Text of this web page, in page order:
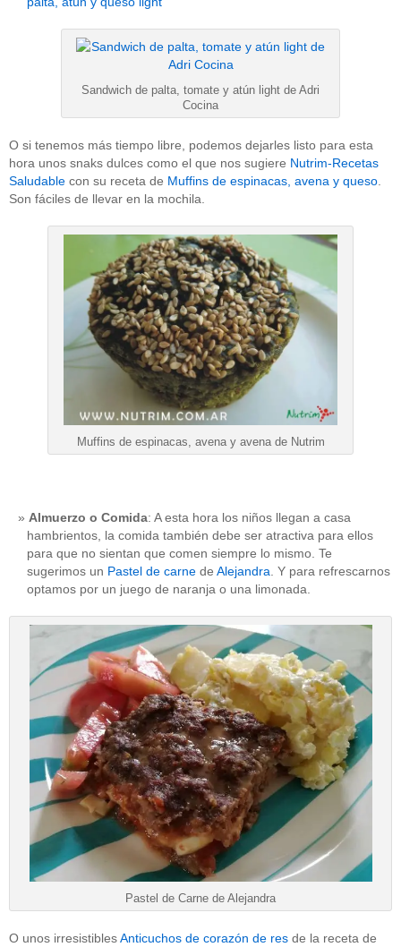
Sandwich de palta, tomate y atún light de Adri
Cocina
O si tenemos más tiempo libre, podemos dejarles listo para esta
hora unos snaks dulces como el que nos sugiere Nutrim-Recetas
Saludable con su receta de Muffins de espinacas, avena y queso.
Son fáciles de llevar en la mochila.
Muffins de espinacas, avena y avena de Nutrim
Almuerzo o Comida: A esta hora los niños llegan a casa
hambrientos, la comida también debe ser atractiva para ellos
para que no sientan que comen siempre lo mismo. Te
sugerimos un Pastel de carne de Alejandra . Y para refrescarnos
optamos por un juego de naranja o una limonada.
Pastel de Carne de Alejandra
O unos irresistiblesAnticuchos de corazón de res de la receta de